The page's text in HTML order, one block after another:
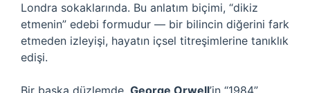
Londra sokaklarında. Bu anlatım biçimi, “dikiz
etmenin” edebi formudur — bir bilincin diğerini fark
etmeden izleyişi, hayatın içsel titreşimlerine tanıklık
edişi.
Bir başka düzlemde, George Orwell’in “1984”